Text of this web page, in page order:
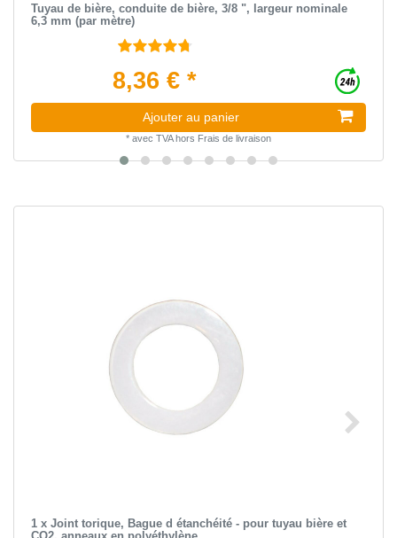
Tuyau de bière, conduite de bière, 3/8 ", largeur nominale
6,3 mm (par mètre)
8,36 € *
Ajouter au panier
* avec TVAhors Frais de livraison
1 x Joint torique, Bague d étanchéité - pour tuyau bière et